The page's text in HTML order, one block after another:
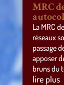
MRC
La MRC
réseaux
passage
apposer
bruns du
lire plus